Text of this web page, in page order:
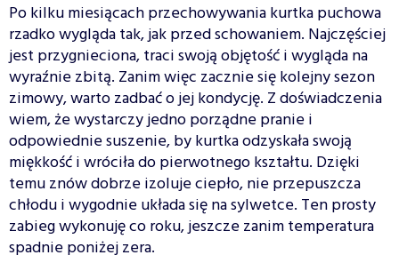
Po kilku miesiącach przechowywania kurtka puchowa
rzadko wygląda tak, jak przed schowaniem. Najczęściej
jest przygnieciona, traci swoją objętość i wygląda na
wyraźnie zbitą. Zanim więc zacznie się kolejny sezon
zimowy, warto zadbać o jej kondycję. Z doświadczenia
wiem, że wystarczy jedno porządne pranie i
odpowiednie suszenie, by kurtka odzyskała swoją
miękkość i wróciła do pierwotnego kształtu. Dzięki
temu znów dobrze izoluje ciepło, nie przepuszcza
chłodu i wygodnie układa się na sylwetce. Ten prosty
zabieg wykonuję co roku, jeszcze zanim temperatura
spadnie poniżej zera.